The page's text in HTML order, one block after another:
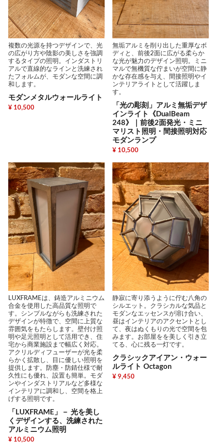
複数の光源を持つデザインで、光
の広がり方や陰影の美しさを強調
するタイプの照明。インダストリ
アルで直線的なラインと洗練され
たフォルムが、モダンな空間に調
和します。
モダンメタルウォールライト
¥ 10,500
無垢アルミを削り出した重厚なボ
ディと、前後2面に広がる柔らか
な光が魅力のデザイン照明。ミニ
マルで無機質な佇まいが空間に静
かな存在感を与え、間接照明やイ
ンテリアライトとして活躍しま
す。
「光の彫刻」アルミ無垢デザ
インライト《DualBeam
248》｜前後2面発光・ミニ
マリスト照明・間接照明対応
モダンランプ
¥ 10,500
LUXFRAMEは、鋳造アルミニウム
合金を使用した高品質な照明で
す。シンプルながらも洗練された
デザインが特徴で、空間に上質な
雰囲気をもたらします。壁付け照
明や足元照明として活用でき、住
宅から商業施設まで幅広く対応。
アクリルディフューザーが光を柔
らかく拡散し、目に優しい照明を
提供します。防塵・防錆仕様で耐
久性にも優れ、設置も簡単。モダ
ンやインダストリアルなど多様な
インテリアに調和し、空間を格上
げする照明です。
「LUXFRAME」－ 光を美し
くデザインする、洗練された
アルミニウム照明
¥ 10,500
静寂に寄り添うように佇む八角の
シルエット。クラシカルな気品と
モダンなエッセンスが溶け合い、
昼はインテリアのアクセントとし
て、夜はぬくもりの光で空間を包
みます。お部屋をを美しく引き立
てる、心に残る一灯です。
クラシックアイアン・ウォー
ルライト Octagon
¥ 9,450